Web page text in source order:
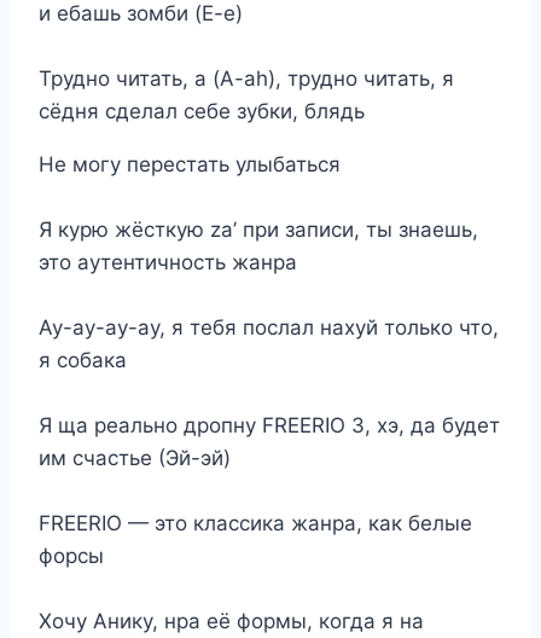
и ебашь зомби (Е-е)
Трудно читать, а (A-ah), трудно читать, я
сёдня сделал себе зубки, блядь
Не могу перестать улыбаться
Я курю жёсткую za’ при записи, ты знаешь,
это аутентичность жанра
Ау-ау-ау-ау, я тебя послал нахуй только что,
я собака
Я ща реально дропну FREERIO 3, хэ, да будет
им счастье (Эй-эй)
FREERIO — это классика жанра, как белые
форсы
Хочу Анику, нра её формы, когда я на